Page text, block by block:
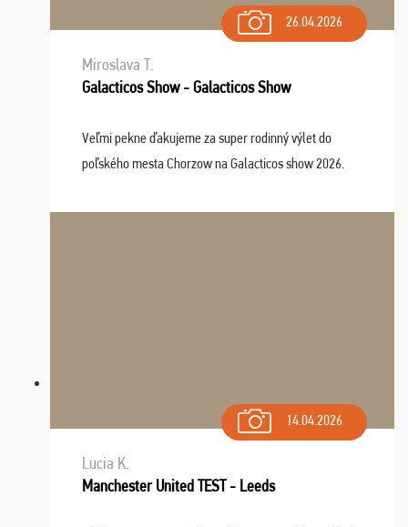
26.04.2026
Miroslava T.
Galacticos Show - Galacticos Show
Veľmi pekne ďakujeme za super rodinný výlet do
poľského mesta Chorzow na Galacticos show 2026.
Navštívili sme aj zábavný park Legendia, previe ...
14.04.2026
Lucia K.
Manchester United TEST - Leeds